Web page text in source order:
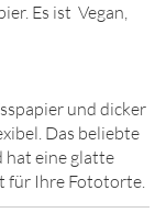
Es ist Vegan,
und dicker
Das beliebte
hat eine glatte
für Ihre Fototorte.